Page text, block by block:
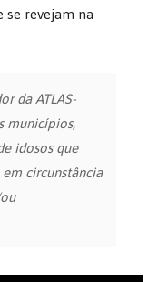
se revejam na
da ATLAS-
municípios,
idosos que
circunstância